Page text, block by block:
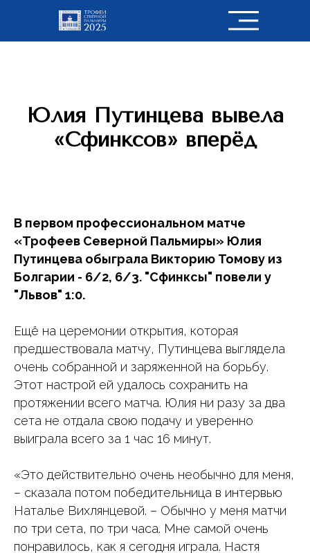
Юлия Путинцева вывела
«Сфинксов» вперёд
В первом профессиональном матче
«Трофеев Северной Пальмиры» Юлия
Путинцева обыграла Викторию Томову из
Болгарии - 6/2, 6/3. "Сфинксы" повели у
"Львов" 1:0.
Ещё на церемонии открытия, которая
предшествовала матчу, Путинцева выглядела
очень собранной и заряженной на борьбу.
Этот настрой ей удалось сохранить на
протяжении всего матча. Юлия ни разу за два
сета не отдала свою подачу и уверенно
выиграла всего за 1 час 16 минут.
«Это действительно очень необычно для меня,
– сказала потом победительница в интервью
Наталье Вихлянцевой. – Обычно у меня матчи
по три сета, по три часа. Мне самой очень
понравилось, как я сегодня играла. Настя